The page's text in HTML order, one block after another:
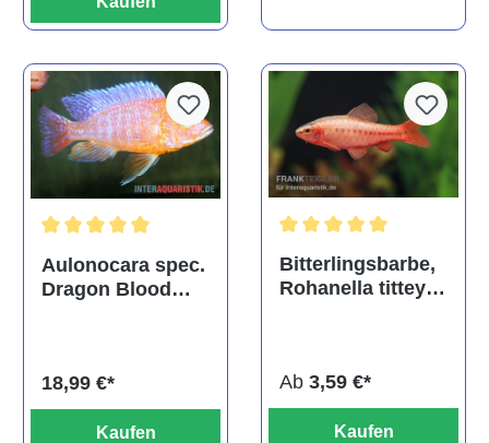
Durchschnittliche Bewertung von 5 von 5 Sternen
Aulonocara spec.
Dragon Blood
18,99 €*
Kaufen
Bitterlingsbarbe,
Rohanella titteya,
Ab 3,59 €*
Kaufen